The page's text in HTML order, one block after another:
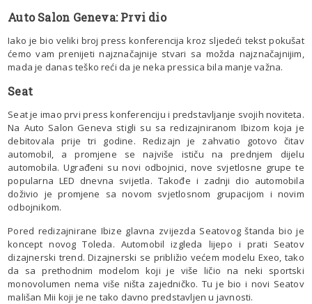
Auto Salon Geneva: Prvi dio
Iako je bio veliki broj press konferencija kroz sljedeći tekst pokušat
ćemo vam prenijeti najznačajnije stvari sa možda najznačajnijim,
mada je danas teško reći da je neka pressica bila manje važna.
Seat
Seat je imao prvi press konferenciju i predstavljanje svojih noviteta.
Na Auto Salon Geneva stigli su sa redizajniranom Ibizom koja je
debitovala prije tri godine. Redizajn je zahvatio gotovo čitav
automobil, a promjene se najviše ističu na prednjem dijelu
automobila. Ugrađeni su novi odbojnici, nove svjetlosne grupe te
popularna LED dnevna svijetla. Takođe i zadnji dio automobila
doživio je promjene sa novom svjetlosnom grupacijom i novim
odbojnikom.
Pored redizajnirane Ibize glavna zvijezda Seatovog štanda bio je
koncept novog Toleda. Automobil izgleda lijepo i prati Seatov
dizajnerski trend. Dizajnerski se približio većem modelu Exeo, tako
da sa prethodnim modelom koji je više ličio na neki sportski
monovolumen nema više ništa zajedničko. Tu je bio i novi Seatov
mališan Mii koji je ne tako davno predstavljen u javnosti.